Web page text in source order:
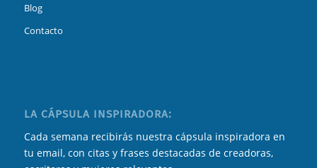
Blog
Contacto
LA CÁPSULA INSPIRADORA:
Cada semana recibirás nuestra cápsula inspiradora en
tu email, con citas y frases destacadas de creadoras,